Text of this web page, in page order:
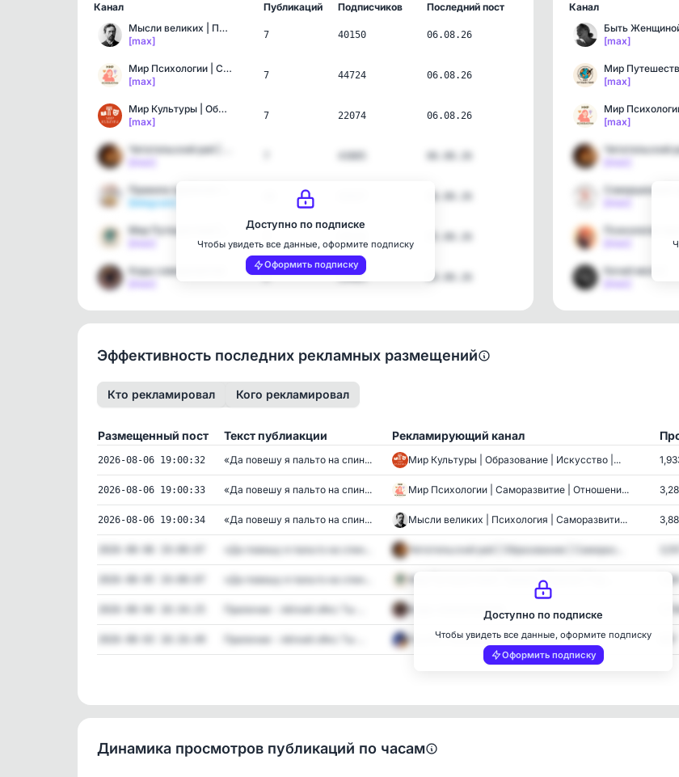
Канал Публикаций Подписчиков
Последний пост
Мысли великих | Психолог…
[max]
7 40150 06.08.26
Мир Психологии | Самораз…
[max]
7 44724 06.08.26
Мир Культуры | Образован…
[max]
7 22074 06.08.26
[telegram]
Коды саморазвития
2 19485 04.08.26
Доступно по подписке
Чтобы увидеть все данные, оформите подписку
Оформить подписку
Канал
Быть
[max]
[max]
[max]
Качай мозги!
Эффективность последних рекламных размещений
Кто рекламировал Кого рекламировал
Размещенный пост Текст публиакции Рекламирующий канал
2026-08-06 19:00:32 «Да повешу я пальто на спин... Мир Культуры | Образование | Искусство |...
2026-08-06 19:00:33 «Да повешу я пальто на спин... Мир Психологии | Саморазвитие | Отношени...
2026-08-06 19:00:34 «Да повешу я пальто на спин... Мысли великих | Психология | Саморазвити...
«Да повешу я пальто на спин... Читательский рай | Образование | Самораз...
«Да повешу я пальто на спин... Мир Путешествий | Тревел | Туризм | Гид ... 1,381
Приличие - лёгкий с#кс Ты ... Коды саморазвития
Приличие - лёгкий с#кс Ты ... Ты и Я | Психология отношений
Доступно по подписке
Чтобы увидеть все данные, оформите подписку
Оформить подписку
Динамика просмотров публикаций по часам